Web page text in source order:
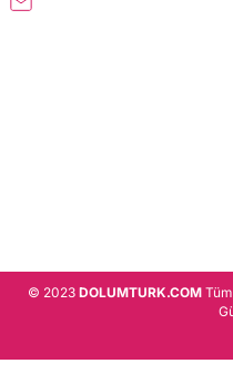
© 2023 DOLUMTURK.COMTüm